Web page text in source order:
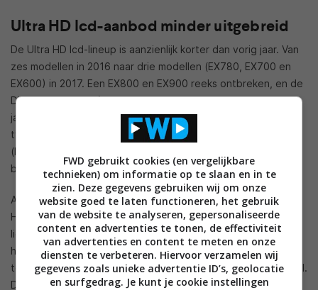
Ultra HD lcd-aanbod minder uitgebreid
De Ultra HD lcd-lineup is aanzienlijk korter dan vorig jaar. Van
zes modellen in 2016 naar drie modellen (EX780, EX700 en
EX600) in 2017. Een EX800 en EX900 reeks ontbreken, en de
DX800 en DX900 (2016 modellen) zullen niet doorlopen dit
jaar. Die plaatsen worden ingenomen door de nieuwe OLED-
tv’s, aldus Panasonic. Toch is het opvallend dat er geen FALD
(Full Array Local Dimming) toestellen, zoals de DX900, meer
beschikbaar zullen zijn.
Alle Ultra HD-modellen zullen HDR-compatibel zijn, zowel
HDR10 als HLG. Uiteraard zal je betere prestaties (meer
lichtopbrengst, groter kleurbereik) krijgen naarmate je voor
hogere modellen kiest. Welke panelen (IPS of VA) de
toestellen gebruiken, daarover gaf Panasonic geen uitsluitsel.
De EX780 -reeks gebruikt alleen VA-panelen, omwille van de
FWD gebruikt cookies (en vergelijkbare
technieken) om informatie op te slaan en in te
zien. Deze gegevens gebruiken wij om onze
website goed te laten functioneren, het gebruik
van de website te analyseren, gepersonaliseerde
content en advertenties te tonen, de effectiviteit
van advertenties en content te meten en onze
diensten te verbeteren. Hiervoor verzamelen wij
gegevens zoals unieke advertentie ID’s, geolocatie
en surfgedrag. Je kunt je cookie instellingen